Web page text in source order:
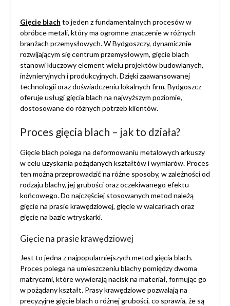
Gięcie blach to jeden z fundamentalnych procesów w
obróbce metali, który ma ogromne znaczenie w różnych
branżach przemysłowych. W Bydgoszczy, dynamicznie
rozwijającym się centrum przemysłowym, gięcie blach
stanowi kluczowy element wielu projektów budowlanych,
inżynieryjnych i produkcyjnych. Dzięki zaawansowanej
technologii oraz doświadczeniu lokalnych firm, Bydgoszcz
oferuje usługi gięcia blach na najwyższym poziomie,
dostosowane do różnych potrzeb klientów.
Proces gięcia blach – jak to działa?
Gięcie blach polega na deformowaniu metalowych arkuszy
w celu uzyskania pożądanych kształtów i wymiarów. Proces
ten można przeprowadzić na różne sposoby, w zależności od
rodzaju blachy, jej grubości oraz oczekiwanego efektu
końcowego. Do najczęściej stosowanych metod należą
gięcie na prasie krawędziowej, gięcie w walcarkach oraz
gięcie na bazie wtryskarki.
Gięcie na prasie krawędziowej
Jest to jedna z najpopularniejszych metod gięcia blach.
Proces polega na umieszczeniu blachy pomiędzy dwoma
matrycami, które wywierają nacisk na materiał, formując go
w pożądany kształt. Prasy krawędziowe pozwalają na
precyzyjne gięcie blach o różnej grubości, co sprawia, że są